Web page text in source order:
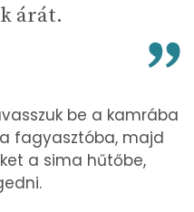
árát.
be a kamrába
fagyasztóba, majd
a sima hűtőbe,